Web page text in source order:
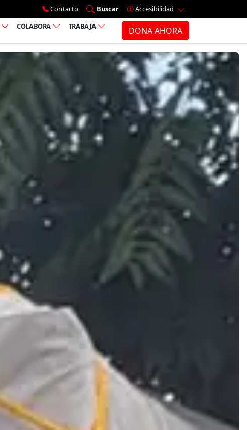
Ir al menú principal
Contacto Buscar
Accesibilidad
COLABORA TRABAJA DONA AHORA